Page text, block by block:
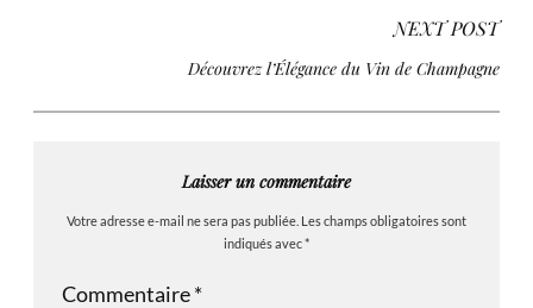
NEXT POST
Découvrez l’Élégance du Vin de Champagne
Laisser un commentaire
Votre adresse e-mail ne sera pas publiée. Les champs obligatoires sont
indiqués avec*
Commentaire*